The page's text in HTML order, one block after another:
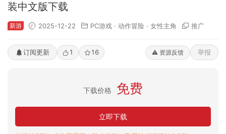
装中文版下载
新游 2025-12-22 PC游戏 · 动作冒险 · 女性主角 推广
订阅更新 1 16 ⚠️ 资源反馈 举报
下载价格 免费
立即下载